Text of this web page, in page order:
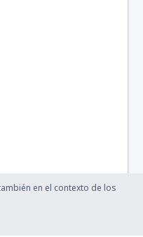
en el contexto de los